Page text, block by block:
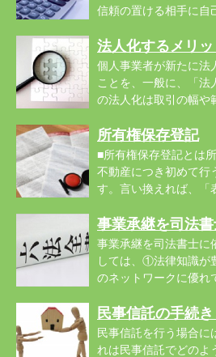
信頼の置ける相手に自
法人化するメリ
個人事業者が新たに法
ことを、一般に、「法
の法人化は取引の幅や
所有権保存登記
■所有権保存登記とは
不動産につき初めて行
す。言い換えれば、「
事業承継を司法
事業承継を司法書士に
しては、①法律知識が
のネットワークに優れ
民事信託の手続
民事信託を行う場合に
れは民事信託でどのよ